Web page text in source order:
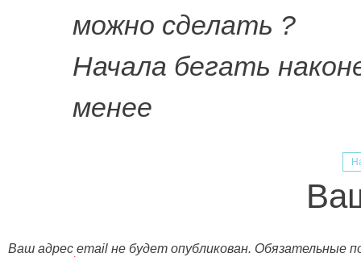
можно сделать ?
Начала бегать
менее
Ваш адрес email не будет опубликован. Обязательные